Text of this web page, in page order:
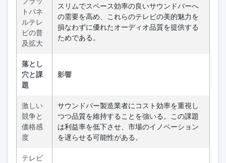
トパネ
ルテレ
ビの普
及拡大
スリムでスペース効率の良いサウンドバーへ
の需要を高め、これらのテレビの美的魅力を
損なわずに優れたオーディオ品質を提供する
ためである。
落とし
穴と課
題
影響
激しい
競争と
価格感
度
サウンドバー製造業者にコスト効率を重視し
つつ品質を維持することを強いる。この課題
は利益率を低下させ、市場のイノベーション
を遅らせる可能性がある。
テレビ